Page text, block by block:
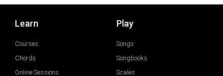
Learn
Courses
Chords
Online Sessions
Play
Songs
Songbooks
Scales